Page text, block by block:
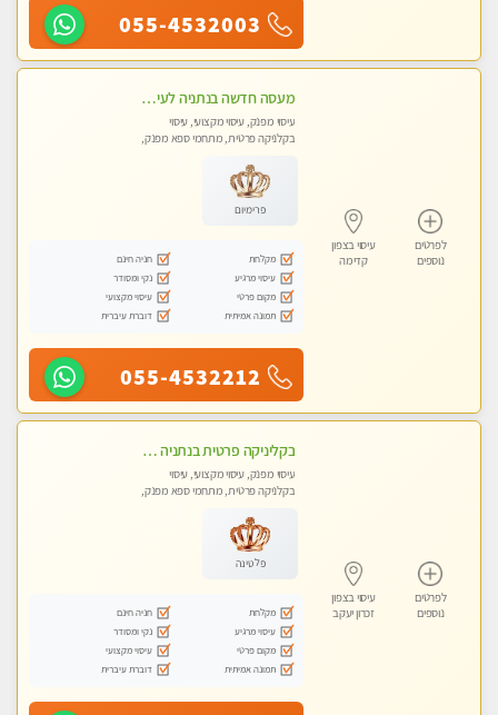
055-4532003
לפרטים
נוספים
עיסוי בצפון
קדימה
מעסה חדשה בנתניה לעיסוי מיוחד ואיכותי. הנאה מובטחת !
עיסוי מפנק, עיסוי מקצועי, עיסוי
בקלניקה פרטית, מתחמי ספא מפנק,
פרימיום
מקלחת
חניה חינם
עיסוי מרגיע
נקי ומסודר
מקום פרטי
עיסוי מקצועי
תמונה אמיתית
דוברת עיברית
055-4532212
לפרטים
נוספים
עיסוי בצפון
זכרון יעקב
בקליניקה פרטית בנתניה עיסוי לחידוש אנרגיות עיסוי חלומי מומלץ מאוד ללא מין! highly recommended new in the city
עיסוי מפנק, עיסוי מקצועי, עיסוי
בקלניקה פרטית, מתחמי ספא מפנק,
פלטינה
מקלחת
חניה חינם
עיסוי מרגיע
נקי ומסודר
מקום פרטי
עיסוי מקצועי
תמונה אמיתית
דוברת עיברית